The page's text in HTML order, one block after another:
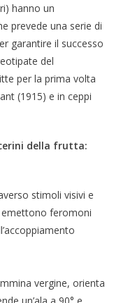
hanno un
prevede una serie di
garantire il successo
del
per la prima volta
(1915) e in ceppi
della frutta:
stimoli visivi e
feromoni
vergine, orienta